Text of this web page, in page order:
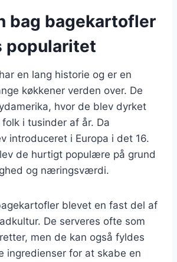
bag bagekartofler
popularitet
en lang historie og er en
køkkener verden over. De
hvor de blev dyrket
i tusinder af år. Da
introduceret i Europa i det 16.
de hurtigt populære på grund
og næringsværdi.
blevet en fast del af
De serveres ofte som
men de kan også fyldes
ingredienser for at skabe en